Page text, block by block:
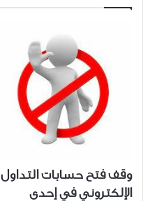
وقف فتح حسابات التداول
الإلكتروني في إحدى